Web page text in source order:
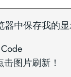
器中保存我的
图片刷新！